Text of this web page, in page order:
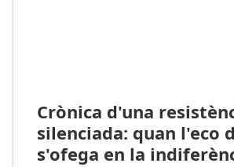
Crònica d'una
silenciada: quan l'eco
s'ofega en la